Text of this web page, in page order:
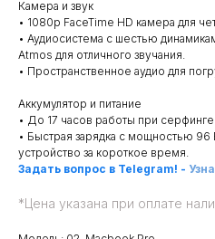
Камера и звук
• 1080p FaceTime HD камера для
• Аудиосистема с шестью
Atmos для отличного звучания.
• Пространственное аудио для
Аккумулятор и питание
• До 17 часов работы при
• Быстрая зарядка с мощностью 96
устройство за короткое время.
Задать вопрос в Telegram! -
*Цена указана при оплате